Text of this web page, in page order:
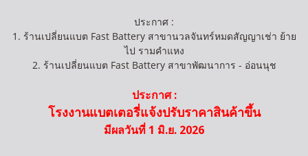
ประกาศ :
1. ร้านเปลี่ยนแบต Fast Battery สาขานวลจันทร์หมดสัญญาเช่า ย้าย
ไป รามคำแหง
2. ร้านเปลี่ยนแบต Fast Battery สาขาพัฒนาการ - อ่อนนุช
ประกาศ :
โรงงานแบตเตอรี่แจ้งปรับราคาสินค้าขึ้น
มีผลวันที่ 1 มิ.ย. 2026